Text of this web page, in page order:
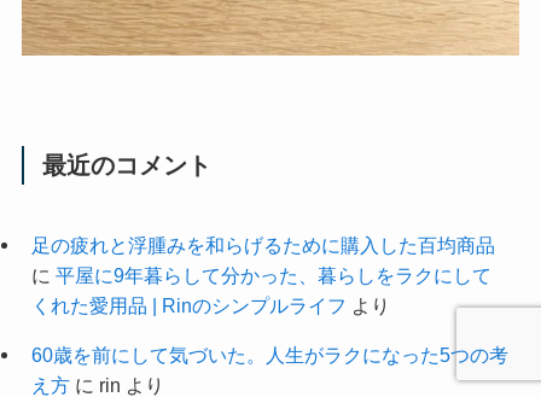
最近のコメント
足の疲れと浮腫みを和らげるために購入した百均商品
に 平屋に9年暮らして分かった、暮らしをラクにして
くれた愛用品 | Rinのシンプルライフ より
60歳を前にして気づいた。人生がラクになった5つの考
え方に rin より